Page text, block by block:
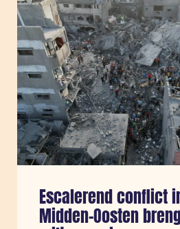
Sla carousel over
Escalerend conflict
Midden-Oosten